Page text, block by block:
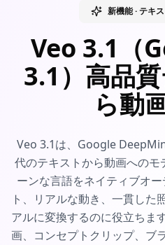
新機能 · テキ
Veo 3.1（
3.1）高品
ら動
Veo 3.1は、Google
代のテキストから動画への
ーンな言語をネイティブオ
ト、リアルな動き、一貫した
アルに変換するのに役立ちま
画、コンセプトクリップ、ブ